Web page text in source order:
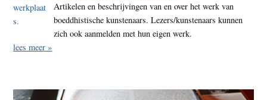
Artikelen en beschrijvingen van en over het werk van
boeddhistische kunstenaars. Lezers/kunstenaars kunnen
zich ook aanmelden met hun eigen werk.
lees meer »